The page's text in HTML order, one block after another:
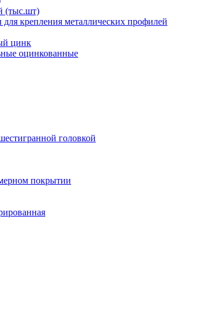
(тыс.шт)
крепления металлических профилей
цинк
оцинкованные
головкой
покрытии